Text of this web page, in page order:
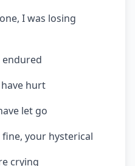
I was losing
endured
hurt
let go
your hysterical
crying